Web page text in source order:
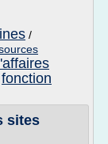
/
fonction
sites